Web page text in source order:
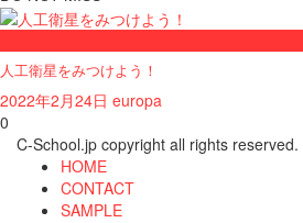
人工衛星をみつけよう！
2022年2月24日 europa
0
C-School.jp copyright all rights reserved.
HOME
CONTACT
SAMPLE